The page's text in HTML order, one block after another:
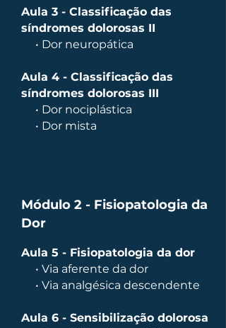
Aula 3 - Classificação das
síndromes dolorosas II
• Dor neuropática
Aula 4 - Classificação das
síndromes dolorosas III
• Dor nociplástica
• Dor mista
Módulo 2 - Fisiopatologia da
Dor
Aula 5 - Fisiopatologia da dor
• Via aferente da dor
• Via analgésica descendente
Aula 6 - Sensibilização dolorosa